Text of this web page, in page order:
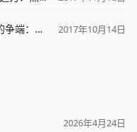
科学和价值 —— 责任伦理与信念伦理的争端：《共产党宣言》&《以学术为业》&《别让我走》读书笔记 2017年10月14日
2026年4月24日